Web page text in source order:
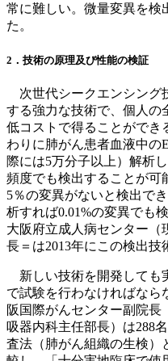
常に難しい。微量変異を検
た。
2．技術の原理及び性能の検証
次世代シークエンシング
する強力な技術で、個人の
低コストで得ることができ
わりに肺がん患者血液中の
際には5万分子以上）解析
頻度でも検出することが可
5％の変異がないと検出で
析すれば0.01%の変異でも
大阪府立成人病センター（
長＝は2013年にこの検出技
新しい技術を開発しても
で試験を行わなければなら
阪国際がんセンター副院
吸器内科主任部長）は288
査法（肺がん組織の生検）